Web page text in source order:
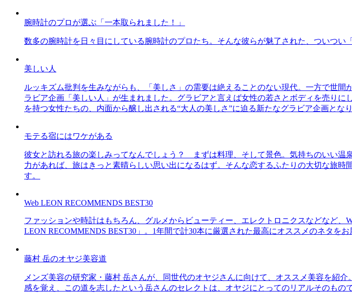
腕時計のプロが選ぶ「一本取られました！」
数多の腕時計を日々目にしている腕時計のプロたち。そんな彼らが魅了された、ついつい
美しい人
ルッキズム批判を生みながらも、「美しさ」の需要は絶えることのない現代。一方で世
ラビア企画「美しい人」が生まれました。グラビアと言えば女性の若さとボディを売り
を持つ女性たちの、内面から醸し出される“大人の美しさ”に迫る新たなグラビア企画となり
モテる宿にはワケがある
彼女と訪れる旅の楽しみってなんでしょう？ まずは料理、そして景色。気持ちのいい
力があれば、旅はきっと素晴らしい思い出になるはず。そんな恋するふたりの大切な旅
す。
Web LEON RECOMMENDS BEST30
ファッションや時計はもちろん、グルメからビューティー、エレクトロニクスなどなど
LEON RECOMMENDS BEST30」。1年間で計30本に厳選された最高にオススメのネタをお
藤村 岳のオヤジ美容道
メンズ美容の研究家・藤村 岳さんが、同世代のオヤジさんに向けて、オススメ美容を紹
感を覚え、この道を志したという岳さんのセレクトは、オヤジにとってのリアルそのもので